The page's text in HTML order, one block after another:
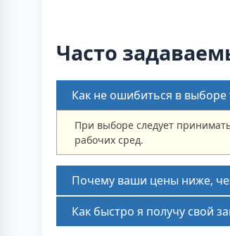
Часто
Как не ошибиться в
При выборе следует
рабочих сред.
Почему ваши цены ниже,
Как быстро я получу свой